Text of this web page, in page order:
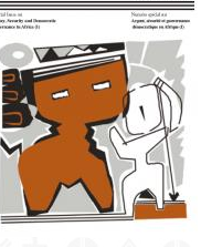
sciences
science
sciences and
literature
crafts
arts
Arts
and dance
organization and
education
education
and vocational